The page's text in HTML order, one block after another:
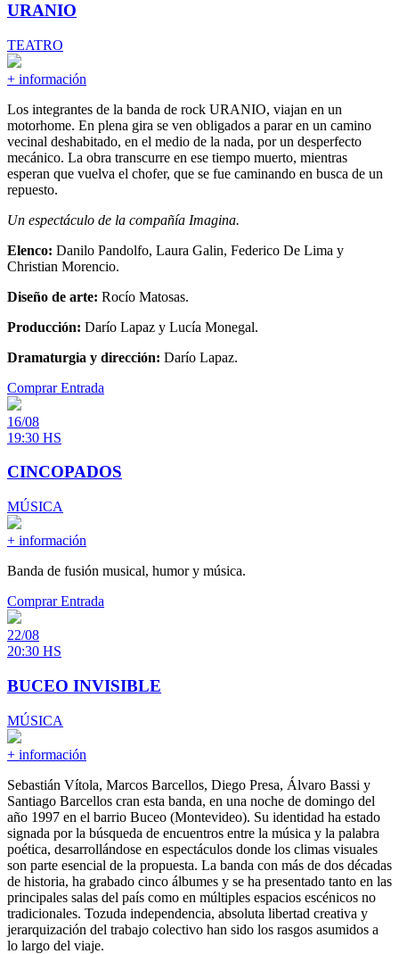
URANIO
TEATRO
+ información
Los integrantes de la banda de rock URANIO, viajan en un
motorhome. En plena gira se ven obligados a parar en un camino
vecinal deshabitado, en el medio de la nada, por un desperfecto
mecánico. La obra transcurre en ese tiempo muerto, mientras
esperan que vuelva el chofer, que se fue caminando en busca de un
repuesto.
Un espectáculo de la compañía Imagina.
Elenco: Danilo Pandolfo, Laura Galin, Federico De Lima y
Christian Morencio.
Diseño de arte: Rocío Matosas.
Producción: Darío Lapaz y Lucía Monegal.
Dramaturgia y dirección: Darío Lapaz.
Comprar Entrada
16/08
19:30 HS
CINCOPADOS
MÚSICA
+ información
Banda de fusión musical, humor y música.
Comprar Entrada
22/08
20:30 HS
BUCEO INVISIBLE
MÚSICA
+ información
Sebastián Vítola, Marcos Barcellos, Diego Presa, Álvaro Bassi y
Santiago Barcellos cran esta banda, en una noche de domingo del
año 1997 en el barrio Buceo (Montevideo). Su identidad ha estado
signada por la búsqueda de encuentros entre la música y la palabra
poética, desarrollándose en espectáculos donde los climas visuales
son parte esencial de la propuesta. La banda con más de dos décadas
de historia, ha grabado cinco álbumes y se ha presentado tanto en las
principales salas del país como en múltiples espacios escénicos no
tradicionales. Tozuda independencia, absoluta libertad creativa y
jerarquización del trabajo colectivo han sido los rasgos asumidos a
lo largo del viaje.